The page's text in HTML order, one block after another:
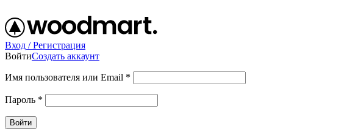
Вход / Регистрация
ВойтиСоздать аккаунт
Имя пользователя или Email *
Пароль *
Войти